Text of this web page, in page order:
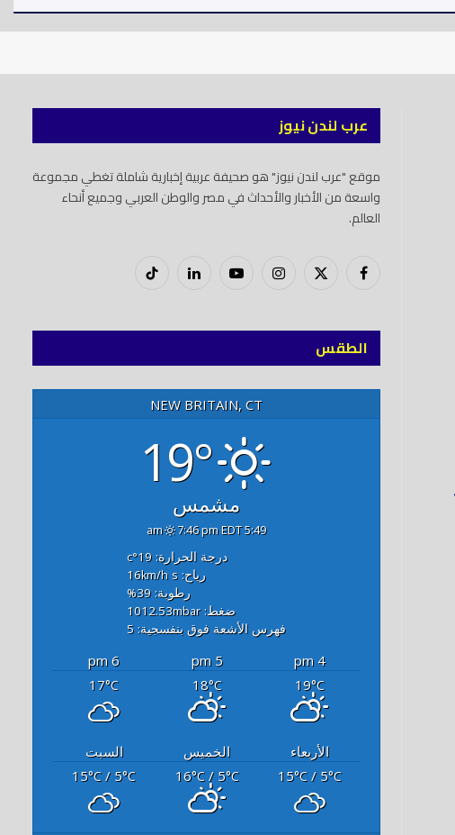
عرب لندن نيوز
موقع "عرب لندن نيوز" هو صحيفة عربية إخبارية شاملة تغطي مجموعة
واسعة من الأخبار والأحداث في مصر والوطن العربي وجميع أنحاء
العالم.
فيسبوك
X
إنستغرام يوتيوب لينكدود
تيك
الطقس
NEW BRITAIN, CT
19°
مشمس
5:49 am
7:46 pm EDT
درجة الحرارة: 19
°c
رياح: 16 km/h s
رطوبة: 39
%
ضغط: 1012.53mbar
فهرس الأشعة فوق بنفسجية: 5
4 pm
5 pm
6 pm
19°C
18°C
17°C
الأربعاء الخميس
السبت
15°C/ 5°C
16°C/ 5°C
15°C / 5°C